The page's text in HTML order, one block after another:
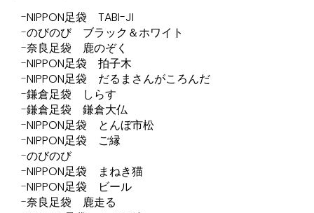
NIPPON足袋 TABI-JI
のびのび ブラック＆ホワイト
奈良足袋 鹿のぞく
NIPPON足袋 拍子木
NIPPON足袋 だるまさんがころんだ
鎌倉足袋 しらす
鎌倉足袋 鎌倉大仏
NIPPON足袋 とんぼ市松
NIPPON足袋 ご縁
のびのび
NIPPON足袋 まねき猫
NIPPON足袋 ビール
奈良足袋 鹿走る